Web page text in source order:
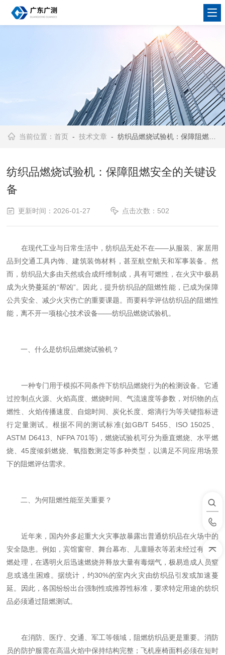
当前位置：首页 -技术文章 - 纺织品燃烧试验机：保障阻燃安全的关键设备
纺织品燃烧试验机：保障阻燃安全的关键设
备
更新时间：2026-01-27 点击次数：502
在现代工业与日常生活中，纺织品无处不在——从服装、家居用
品到交通工具内饰、建筑装饰材料，甚至航空航天和军事装备。然
而，纺织品大多由天然或合成纤维制成，具有可燃性，在火灾中极易
成为火势蔓延的“帮凶”。因此，提升纺织品的阻燃性能，已成为保障
公共安全、减少火灾伤亡的重要课题。而要科学评估纺织品的阻燃性
能，离不开一项核心技术设备——纺织品燃烧试验机。
一、什么是纺织品燃烧试验机？
一种专门用于模拟不同条件下纺织品燃烧行为的检测设备。它通
过控制点火源、火焰高度、燃烧时间、气流速度等参数，对织物的点
燃性、火焰传播速度、自熄时间、炭化长度、熔滴行为等关键指标进
行定量测试。根据不同的测试标准(如GB/T 5455、ISO 15025、
ASTM D6413、NFPA 701等)，燃烧试验机可分为垂直燃烧、水平燃
烧、45度倾斜燃烧、氧指数测定等多种类型，以满足不同应用场景
下的阻燃评估需求。
二、为何阻燃性能至关重要？
近年来，国内外多起重大火灾事故暴露出普通纺织品在火场中的
安全隐患。例如，宾馆窗帘、舞台幕布、儿童睡衣等若未经过有效阻
燃处理，在遇明火后迅速燃烧并释放大量有毒烟气，极易造成人员窒
息或逃生困难。据统计，约30%的室内火灾由纺织品引发或加速蔓
延。因此，各国纷纷出台强制性或推荐性标准，要求特定用途的纺织
品必须通过阻燃测试。
在消防、医疗、交通、军工等领域，阻燃纺织品更是重要。消防
员的防护服需在高温火焰中保持结构完整；飞机座椅面料必须在短时